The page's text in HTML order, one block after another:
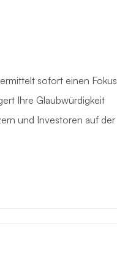
sofort einen Fokus
Ihre Glaubwürdigkeit
und Investoren auf der